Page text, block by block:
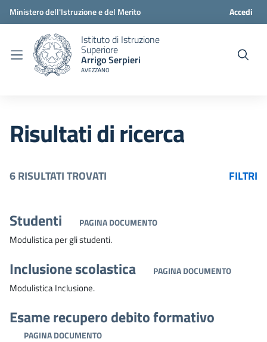
Ministero dell'Istruzione e del Merito Accedi
Istituto di Istruzione
Superiore
Arrigo Serpieri
AVEZZANO
Risultati di ricerca
6 RISULTATI TROVATI FILTRI
Studenti PAGINA DOCUMENTO
Modulistica per gli studenti.
Inclusione scolastica PAGINA DOCUMENTO
Modulistica Inclusione.
Esame recupero debito formativo
PAGINA DOCUMENTO